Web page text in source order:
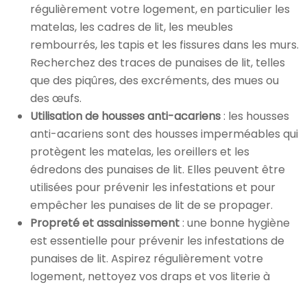
régulièrement votre logement, en particulier les
matelas, les cadres de lit, les meubles
rembourrés, les tapis et les fissures dans les murs.
Recherchez des traces de punaises de lit, telles
que des piqûres, des excréments, des mues ou
des œufs.
Utilisation de housses anti-acariens: les housses
anti-acariens sont des housses imperméables qui
protègent les matelas, les oreillers et les
édredons des punaises de lit. Elles peuvent être
utilisées pour prévenir les infestations et pour
empêcher les punaises de lit de se propager.
Propreté et assainissement: une bonne hygiène
est essentielle pour prévenir les infestations de
punaises de lit. Aspirez régulièrement votre
logement, nettoyez vos draps et vos literie à